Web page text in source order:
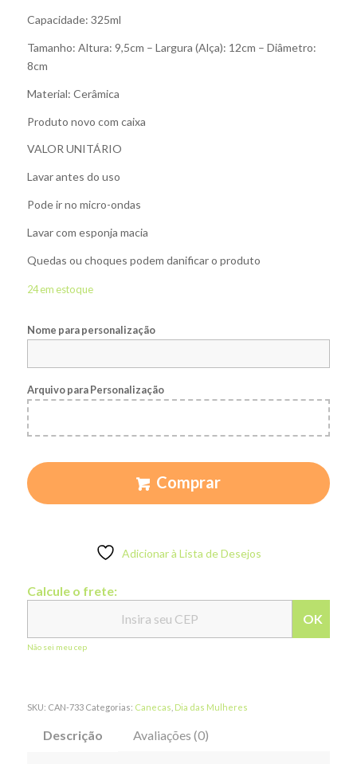
Capacidade: 325ml
Tamanho: Altura: 9,5cm – Largura (Alça): 12cm – Diâmetro:
8cm
Material: Cerâmica
Produto novo com caixa
VALOR UNITÁRIO
Lavar antes do uso
Pode ir no micro-ondas
Lavar com esponja macia
Quedas ou choques podem danificar o produto
24 em estoque
Nome para personalização
Arquivo para Personalização
Comprar
Adicionar à Lista de Desejos
Calcule o frete:
OK
Não sei meu cep
SKU: CAN-733 Categorias: Canecas Dia das Mulheres
Descrição Avaliações (0)